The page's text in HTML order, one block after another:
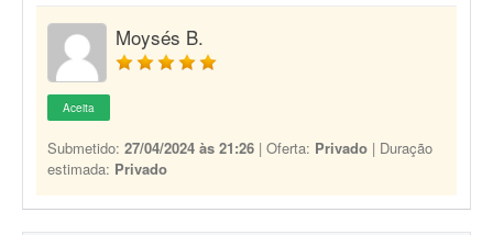
Moysés B.
Aceita
Submetido: 27/04/2024 às 21:26 | Oferta: Privado | Duração
estimada: Privado